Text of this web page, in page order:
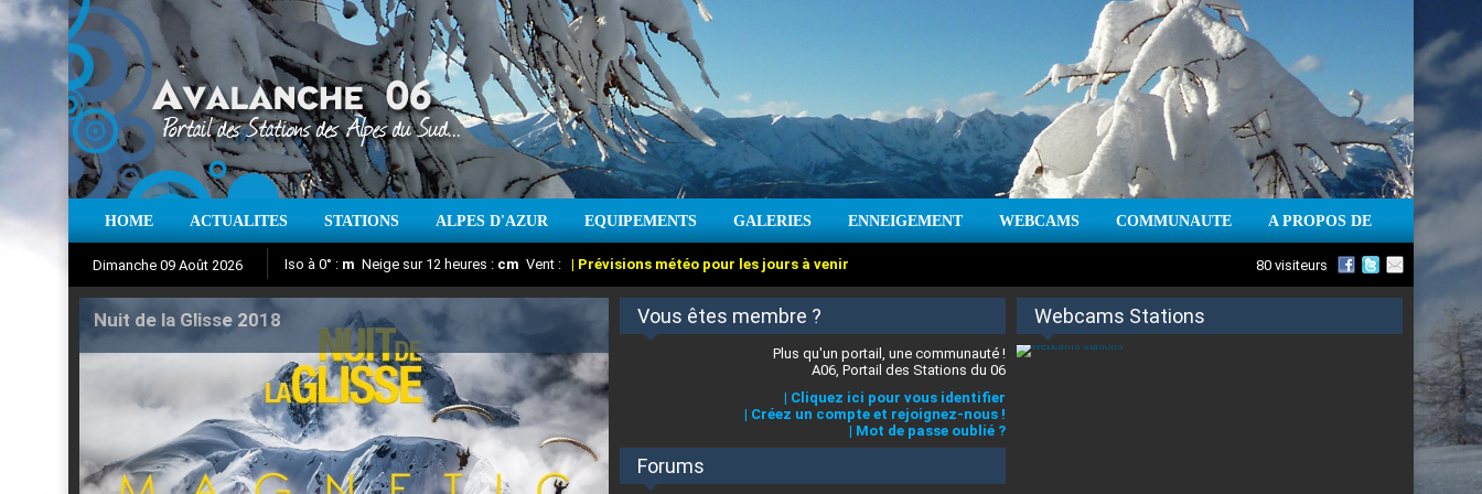
HOME ACTUALITES STATIONS ALPES D'AZUR EQUIPEMENTS GALERIES ENNEIGEMENT WEBCAMS COMMUNAUTE A PROPOS DE
Dimanche 09 Août 2026
Aujourd'hui : T° Min : °C T° Max :°C Prévisions météo pour les jours à venir
Iso à 0° : m Neige sur 12 heures : cm Vent : | Prévisions météo pour les jours à venir
Suivez en direct l'actualité des stations des Alpes-Maritimes
80 visiteurs
Nuit de la Glisse 2018 Vous êtes membre ?
Plus qu'un portail, une communauté !
A06, Portail des Stations du 06
| Cliquez ici pour vous identifier
| Créez un compte et rejoignez-nous !
| Mot de passe oublié ?
Forums
Webcams Stations